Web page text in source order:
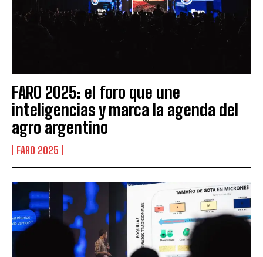
FARO 2025: el foro que une
inteligencias y marca la agenda del
agro argentino
FARO 2025